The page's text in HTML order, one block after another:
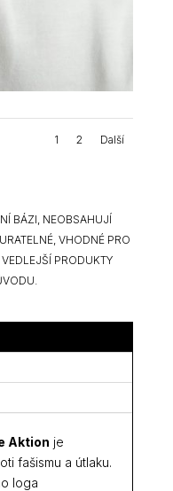
1 2 Další
BÁZI, NEOBSAHUJÍ
VHODNÉ PRO
PRODUKTY
Aktion je
fašismu a útlaku.
loga